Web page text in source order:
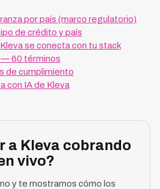
por país (marco regulatorio)
de crédito y país
se conecta con tu stack
— 60 términos
de cumplimiento
con IA de Kleva
a Kleva cobrando
vivo?
y te mostramos cómo los